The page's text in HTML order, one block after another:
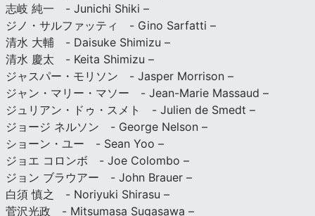
志岐 純一 - Junichi Shiki –
ジノ・サルファッティ - Gino Sarfatti –
清水 大輔 - Daisuke Shimizu –
清水 慶太 - Keita Shimizu –
ジャスパー・モリソン - Jasper Morrison –
ジャン・マリー・マソー - Jean-Marie Massaud –
ジュリアン・ドゥ・スメト - Julien de Smedt –
ジョージ ネルソン - George Nelson –
ショーン・ユー - Sean Yoo –
ジョエ コロンボ - Joe Colombo –
ジョン ブラウアー - John Brauer –
白須 慎之 - Noriyuki Shirasu –
菅沢光政 - Mitsumasa Sugasawa –